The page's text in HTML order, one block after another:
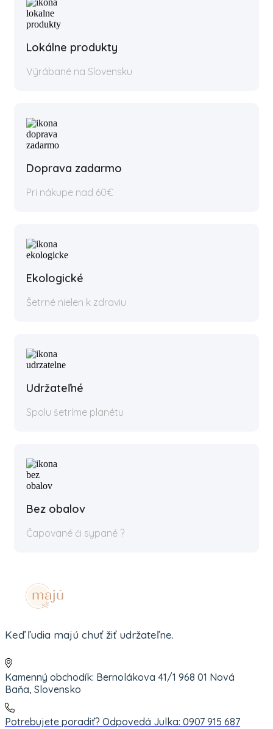
Lokálne produkty
Výrábané na Slovensku
Doprava zadarmo
Pri nákupe nad 60€
Ekologické
Šetrné nielen k zdraviu
Udržateľné
Spolu šetríme planétu
Bez obalov
Čapované či sypané ?
Keď ľudia majú chuť žiť udržateľne.
Kamenný obchodík: Bernolákova 41/1 968 01 Nová
Baňa, Slovensko
Potrebujete poradiť? Odpovedá Julka: 0907 915 687